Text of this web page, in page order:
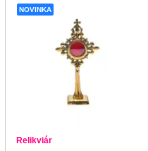
NOVINKA
Relikviár